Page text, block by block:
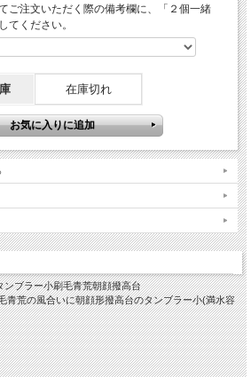
として作陶しており和食器には薬品によるコーティ
、一層冷たくて美味しいひと味違うビールをお召し
。
立ちのビールをお召し上がりいただくワン
を捨て器をしばらく冷蔵庫(冷凍庫は破裂の可能性
、洗浄後に拭いてからそのまま冷蔵庫に入れておく
「大道土」に赤土を混ぜ砂を入れて水曳きし、乾燥
全体の形を整え、さらに乾燥のタイミングを計りな
の道具で大胆に「刷毛目」を施します。
ろなやきものにおいて古くからある技法で、古萩と
が残っております。
をし、木灰釉を掛けて還元焼成で本焼きをし窯出し
っかりチェックして完成となります。
」と言って偶然出るものですので、はっきりある場
風合いのこともあります。
るとやや濃いめのグレーという感じですが、先人が
現していたらしい・・・ということと刷毛目を施す
と命名しております。
ご注文いただく際の備考欄に、「２個一緒
てください。
在庫切れ
ブラー小刷毛青荒朝顔撥高台
青荒の風合いに朝顔形撥高台のタンブラー小(満水容